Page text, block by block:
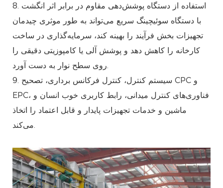
8. استفاده از دستگاه پوشش‌دهی مقاوم در برابر اثر انگشت
با دستگاه سوئیچینگ سریع می‌تواند به طور موثری چیدمان
تجهیزات بخش فرآیند را بهینه کند، سرمایه‌گذاری در ساخت
کارخانه را کاهش دهد و پوشش آلی یا کامپوزیتی دقیقی را
روی سطح نوار به دست آورد.
9. سیستم کنترل، کنترل فرکانس برداری، تصحیح CPC و
EPC، فناوری‌های کنترل میدانی، رابط کاربری خوب انسان و
ماشین و خدمات تجهیزات پایدار و قابل اعتماد را اتخاذ
می‌کند.